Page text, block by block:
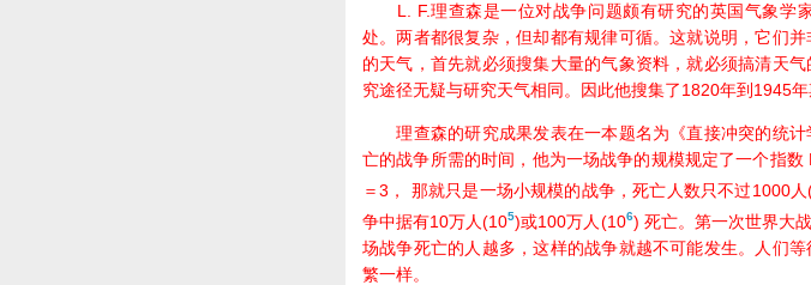
L. F.理查森是一位对战争问题颇有研究的英国气象学
处。两者都很复杂，但却都有规律可循。这就说明，它们
的天气，首先就必须搜集大量的气象资料，就必须搞清天
究途径无疑与研究天气相同。因此他搜集了1820年到1945
理查森的研究成果发表在一本题名为《直接冲突的统计
亡的战争所需的时间，他为一场战争的规模规定了一个指
＝3， 那就只是一场小规模的战争，死亡人数只不过1000
争中据有10万人(105)或100万人(106) 死亡。第一次世界大
场战争死亡的人越多，这样的战争就越不可能发生。人们
繁一样。